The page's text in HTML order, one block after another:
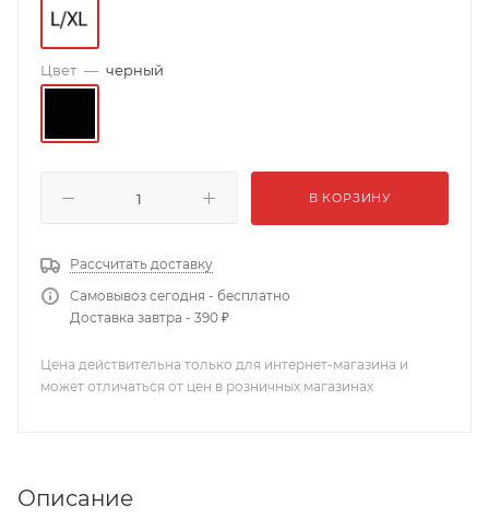
Цвет — черный
В КОРЗИНУ
Рассчитать доставку
Самовывоз сегодня - бесплатно
Доставка завтра - 390 ₽
Цена действительна только для интернет-магазина и
может отличаться от цен в розничных магазинах
Описание